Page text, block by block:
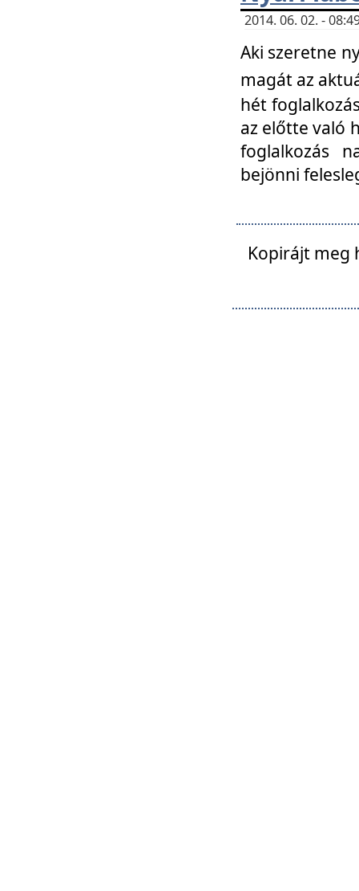
2014. 06. 02. -
Aki szeretne
magát az
hét
az előtte való
foglalkozás
bejönni
Kopirájt meg